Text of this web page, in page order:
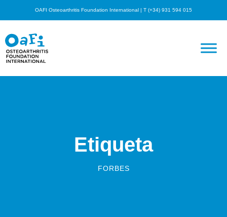
OAFI Osteoarthritis Foundation International | T (+34) 931 594 015
Etiqueta
FORBES